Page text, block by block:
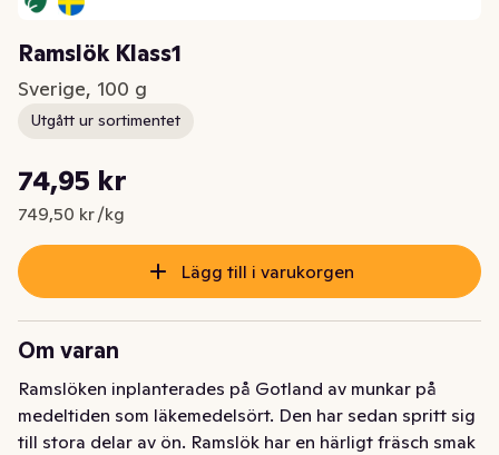
Ramslök Klass1
Sverige, 100 g
Utgått ur sortimentet
Nuvarande pris är: 74,95 kr
74,95 kr
749,50 kr /kg
Styckpris: 749,50 kr /kg
Lägg till i varukorgen
Om varan
Ramslöken inplanterades på Gotland av munkar på
medeltiden som läkemedelsört. Den har sedan spritt sig
till stora delar av ön. Ramslök har en härligt fräsch smak